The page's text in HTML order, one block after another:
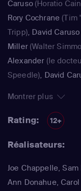
Caruso(Horatio
Rory Cochrane (Tim
Tripp), David Caruso
Miller(Walter
Alexander (le
Speedle), David
(l'inspecteur Frank
Rory Cochrane(Tim
(Braden Wilkins)
Montrer plus
Rating: 12+
Réalisateurs:
Joe Chappelle,
Ann Donahue,